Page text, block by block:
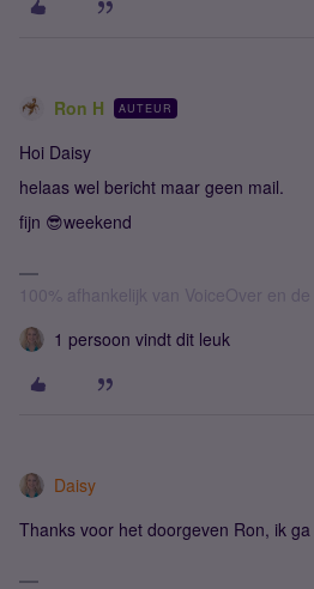
Ron H AUTEUR
Hoi Daisy
helaas wel bericht maar geen mail.
fijn 😎weekend
100% afhankelijk van VoiceOver en de
1 persoon vindt dit leuk
Daisy
Thanks voor het doorgeven Ron, ik